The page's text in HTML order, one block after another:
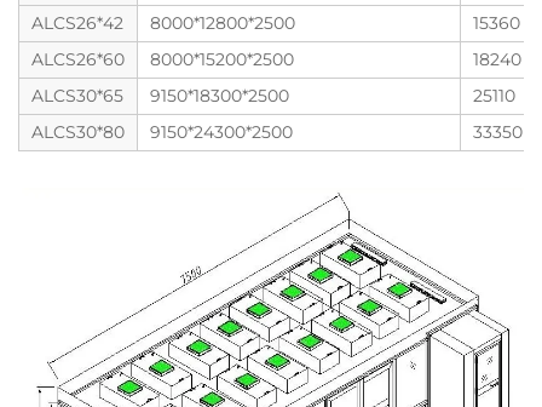
ALCS26*42
8000*12800*2500
15360
ALCS26*60
8000*15200*2500
18240
ALCS30*65
9150*18300*2500
25110
ALCS30*80
9150*24300*2500 33350